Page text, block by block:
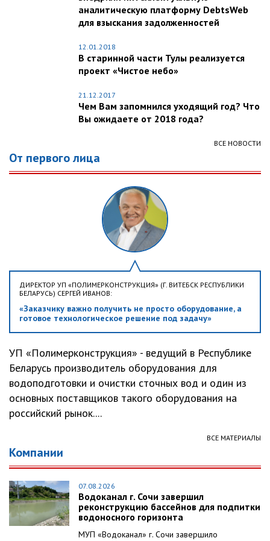
аналитическую платформу DebtsWeb
для взыскания задолженностей
12.01.2018
В старинной части Тулы реализуется
проект «Чистое небо»
21.12.2017
Чем Вам запомнился уходящий год? Что
Вы ожидаете от 2018 года?
ВСЕ НОВОСТИ
От первого лица
ДИРЕКТОР УП «ПОЛИМЕРКОНСТРУКЦИЯ» (Г. ВИТЕБСК РЕСПУБЛИКИ
БЕЛАРУСЬ) СЕРГЕЙ ИВАНОВ:
«Заказчику важно получить не просто оборудование, а
готовое технологическое решение под задачу»
УП «Полимерконструкция» - ведущий в Республике
Беларусь производитель оборудования для
водоподготовки и очистки сточных вод и один из
основных поставщиков такого оборудования на
российский рынок....
ВСЕ МАТЕРИАЛЫ
Компании
07.08.2026
Водоканал г. Сочи завершил
реконструкцию бассейнов для подпитки
водоносного горизонта
МУП «Водоканал» г. Сочи завершило